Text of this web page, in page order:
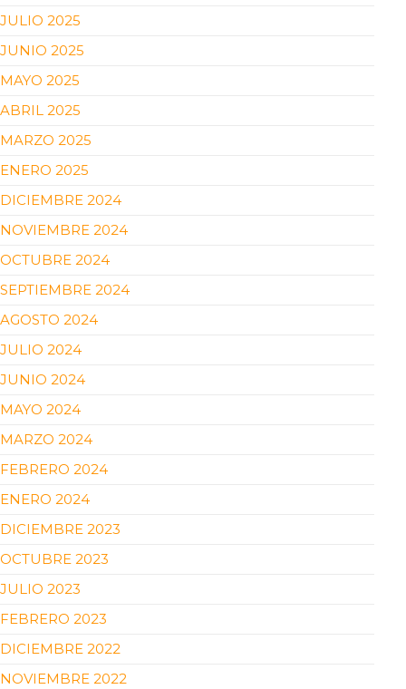
JULIO 2025
JUNIO 2025
MAYO 2025
ABRIL 2025
MARZO 2025
ENERO 2025
DICIEMBRE 2024
NOVIEMBRE 2024
OCTUBRE 2024
SEPTIEMBRE 2024
AGOSTO 2024
JULIO 2024
JUNIO 2024
MAYO 2024
MARZO 2024
FEBRERO 2024
ENERO 2024
DICIEMBRE 2023
OCTUBRE 2023
JULIO 2023
FEBRERO 2023
DICIEMBRE 2022
NOVIEMBRE 2022